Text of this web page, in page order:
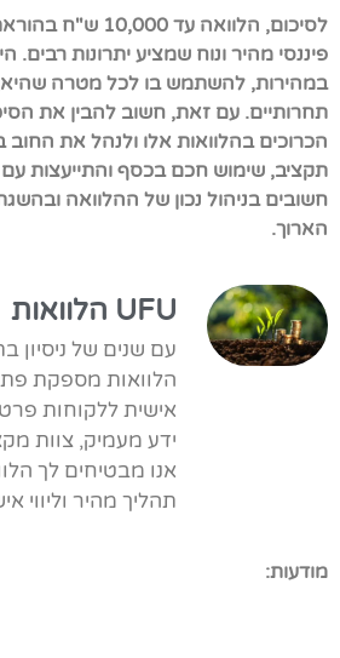
לסיכום, הלוואה עד
פיננסי מהיר ונוח שמציע יתרונות
במהירות, להשתמש בו לכל מטרה שהיא,
תחרותיים. עם זאת, חשוב להבין את
הכרוכים בהלוואות אלו ולנהל את החוב
תקציב, שימוש חכם בכסף והתייעצות
חשובים בניהול נכון של ההלוואה
הארוך.
UFU הלוואות
הלוואות מספקת
אישית ללקוחות
ידע מעמיק, צוות
אנו מבטיחים לך
תהליך מהיר וליווי
מודעות: